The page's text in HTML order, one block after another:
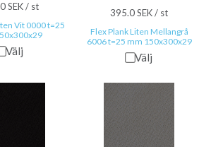
SEK / st
Vit 0000 t=25
Välj
395.0 SEK / st
Flex Plank Liten Mellangrå
6006 t=25 mm 150x300x29
Välj